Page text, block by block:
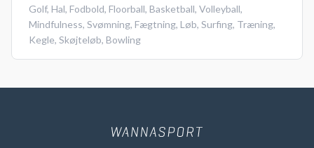
Golf, Hal, Fodbold, Floorball, Basketball, Volleyball,
Mindfulness, Svømning, Fægtning, Løb, Surfing, Træning,
Kegle, Skøjteløb, Bowling